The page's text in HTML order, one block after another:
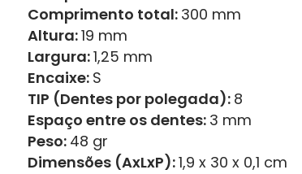
Comprimento total: 300 mm
Altura:19 mm
Largura:1,25 mm
Encaixe: S
TIP (Dentes por polegada): 8
Espaço entre os dentes: 3 mm
Peso: 48 gr
Dimensões (AxLxP):1,9 x 30 x 0,1 cm